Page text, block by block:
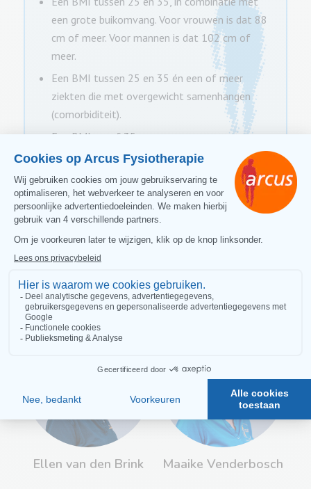
een grote buikomvang. Voor vrouwen is dat 88
cm of meer. Voor mannen is dat 102 cm of
meer.
Een BMI tussen 25 en 35 én een of meer
ziekten die met overgewicht samenhangen
(comorbiditeit).
Een BMI vanaf 35.
Therapeuten die werken met
extra expertise op het gebied
van GLI
Ellen van den Brink Maaike Venderbosch